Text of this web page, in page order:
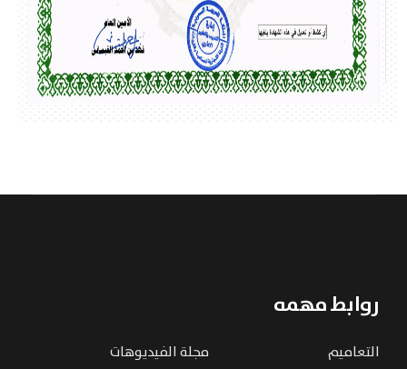
روابط مهمه
التعاميم
مجلة الفيديوهات